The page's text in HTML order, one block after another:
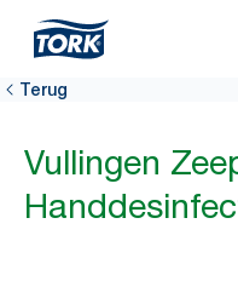
Terug
Vullingen